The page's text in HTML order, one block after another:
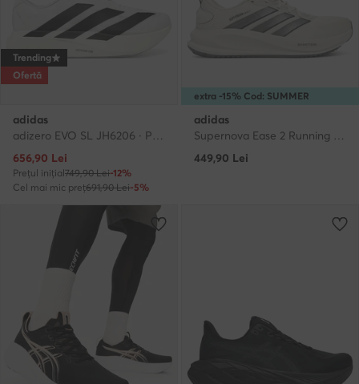
Trending
Ofertă
adidas
Prețul actual
656,90 Lei
Prețul inițial749,90 Lei-12%
Cel mai mic preț691,90 Lei-5%
extra -15% Cod: SUMMER
adidas
449,90 Lei